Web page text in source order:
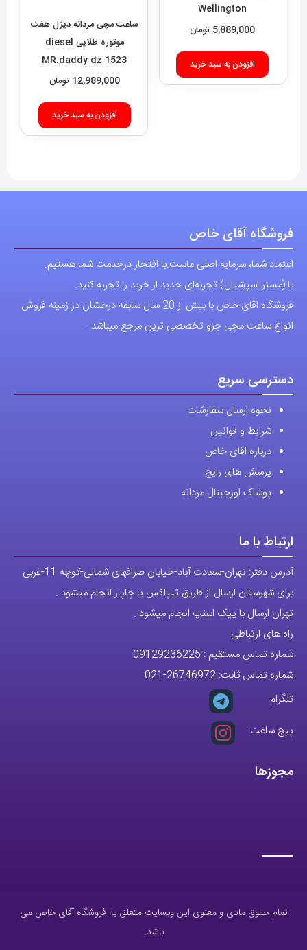
Wellington
5,889,000 تومان
افزودن به سبد خرید
افزودن به سبد خرید
با (مستر اسپشیال) تجربه‌ای جدید از خرید را تجربه کنید.
فروشگاه اقای خاص با بیش از 20 سال سابقه درخشان در زمینه فروش
انواع ساعت مچی جزو تخصصی ترین مرجع میباشد .
دسترسی سریع
شرایط و قوانین
درباره اقای خاص
پرسش های رایج
پوشاک اورجینال مردانه
ارتباط با ما
برای شهرستان ارسال از طریق تیپاکس یا چاپار انجام میشود .
تهران ارسال با پیک اسنپ انجام میشود .
راه های ارتباطی
شماره تماس مستقیم :
09129236225
شماره تماس ثابت:
26746972
تلگرام
پیج ساعت
مجوزها
تمام حقوق مادی و معنوی این وبسایت متعلق به فروشگاه آقای خاص می